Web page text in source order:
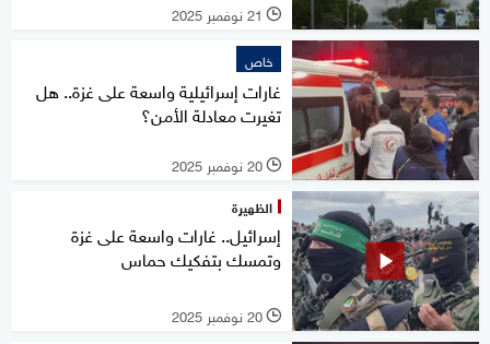
l 21 نوفمبر 2025
خاص
غارات إسرائيلية واسعة على غزة.. هل
تغيرت معادلة الأمن؟
l 20 نوفمبر 2025
الظهيرة
إسرائيل.. غارات واسعة على غزة
وتمسك بتفكيك حماس
l 20 نوفمبر 2025